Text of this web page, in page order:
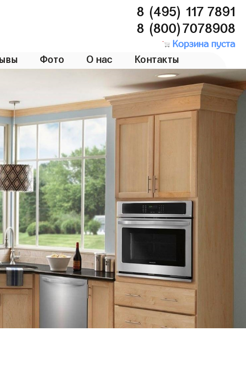
8 (495) 117 7891
8 (800)7078908
Корзина пуста
Фото О нас Контакты